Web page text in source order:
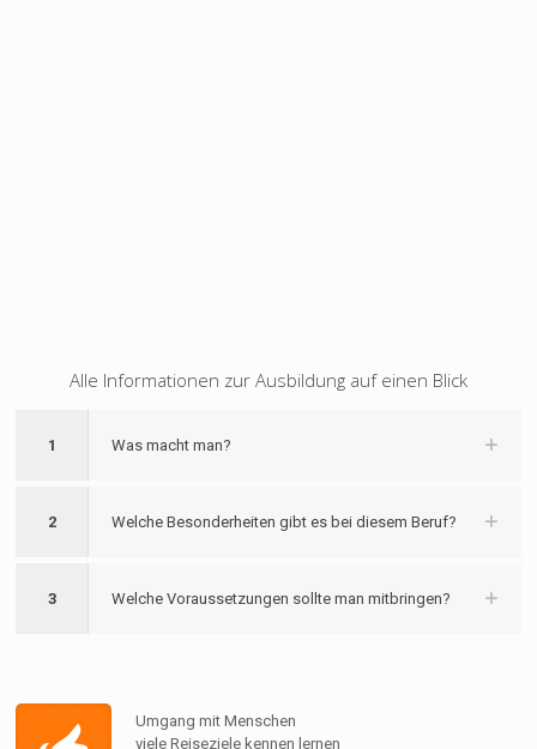
Alle Informationen zur Ausbildung auf einen Blick
1 Was macht man?
2 Welche Besonderheiten gibt es bei diesem Beruf?
3 Welche Voraussetzungen sollte man mitbringen?
Umgang mit Menschen
viele Reiseziele kennen lernen